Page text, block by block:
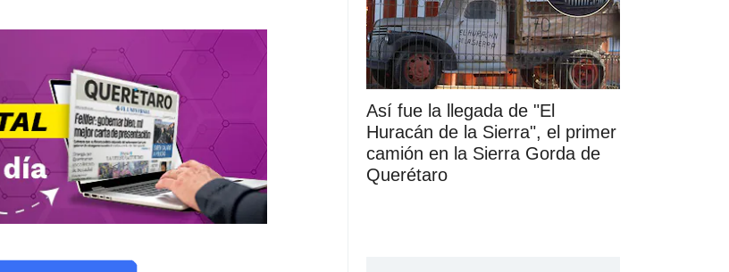
Así fue la llegada de "El
Huracán de la Sierra", el primer
camión en la Sierra Gorda de
Querétaro